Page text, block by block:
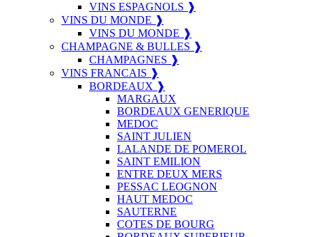
VINS ESPAGNOLS ❱
VINS DU MONDE ❱
VINS DU MONDE ❱
CHAMPAGNE & BULLES ❱
CHAMPAGNES ❱
VINS FRANCAIS ❱
BORDEAUX ❱
MARGAUX
BORDEAUX GENERIQUE
MEDOC
SAINT JULIEN
LALANDE DE POMEROL
SAINT EMILION
ENTRE DEUX MERS
PESSAC LEOGNON
HAUT MEDOC
SAUTERNE
COTES DE BOURG